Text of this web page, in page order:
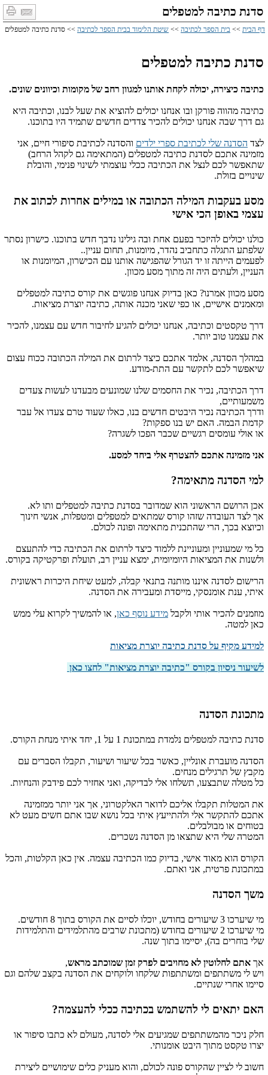
סדנת כתיבה למטפלים
דף הבית >> בית הספר לכתיבה >> שיטת הלימוד בבית הספר לכתיבה >> סדנת כתיבה למטפלים
סדנת כתיבה למטפלים
כתיבה כיצירה, יכולה לקחת אותנו למגוון רחב של מקומות וכיוונים שונים.
כתיבה מהווה פורקן ובו אנחנו יכולים להוציא את שעל לבנו, וכתיבה היא
גם דרך שבה אנחנו יכולים להכיר צדדים חדשים שתמיד היו בתוכנו.
לצד הסדנה שלי לכתיבת ספרי ילדים והסדנה לכתיבת סיפורי חיים, אני
מזמינה אתכם לסדנת כתיבה למטפלים (המתאימה גם לקהל הרחב)
שתאפשר לכם לנצל את הכתיבה ככלי עוצמתי לשינוי פנימי, והובלת
שינויים בזולת.
מסע בעקבות המילה הכתובה או במילים אחרות לכתוב את
עצמי באופן הכי אישי
כולנו יכולים להיזכר בפעם אחת ובה גילינו נדבך חדש בתוכנו. כישרון נסתר
שלפתע התגלה כתחביב נהדר, מיומנות, תחום עניין..
לפעמים הייתה זו יד הגורל שהפגישה אותנו עם הכישרון, המיומנות או
העניין, ולעתים היה זה מתוך מסע מכוון.
מסע מכוון אמרנו? כאן בדיוק אנחנו פוגשים את קורס כתיבה למטפלים
ומאמנים אישיים, או כפי שאני מכנה אותה, כתיבה יוצרת מציאות.
דרך טקסטים וכתיבה, אנחנו יכולים להגיע לחיבור חדש עם עצמנו, להכיר
את עצמנו טוב יותר.
במהלך הסדנה, אלמד אתכם כיצד לרתום את המילה הכתובה ככוח עצום
שיאפשר לכם לתקשר עם התת-מודע.
דרך הכתיבה, נכיר את החסמים שלנו שמונעים מבעדנו לעשות צעדים
משמעותיים,
ודרך הכתיבה נכיר היבטים חדשים בנו, כאלו שעוד טרם צעדו אל עבר
קדמת הבמה. האם יש בנו ספקות?
או אולי עומסים רגשיים שכבר הפכו לשגרה?
אני מזמינה אתכם להצטרף אלי ביחד למסע.
למי הסדנה מתאימה?
אכן הרושם הראשוני הוא שמדובר בסדנת כתיבה למטפלים ותו לא.
אך לצד העובדה שזהו קורס שמתאים למטפלים ומטפלות, אנשי חינוך
וכיוצא בכך, הרי שהתכנית מתאימה ופונה לכולם.
כל מי שמעוניין ומעוניינת ללמוד כיצד לרתום את הכתיבה כדי להתעצם
ולשנות את המציאות היומיומית, ימצא עניין רב, תועלת ופרקטיקה בקורס.
הרישום לסדנה איננו מותנה בתנאי קבלה, למעט שיחת היכרות ראשונית
איתי, ענת אומנסקי, מייסדת ומעבירה את הסדנה.
מוזמנים להכיר אותי ולקבל מידע נוסף כאן, או להמשיך לקרוא עלי ממש
כאן למטה.
למידע מקיף על סדנת כתיבה יוצרת מציאות
לשיעור ניסיון בקורס "כתיבה יוצרת מציאות" לחצו כאן
מתכונת הסדנה
סדנת כתיבה למטפלים נלמדת במתכונת 1 על 1, יחד איתי מנחת הקורס.
הסדנה מועברת אונליין, כאשר בכל שיעור ושיעור, תקבלו הסברים עם
מקבץ של תרגילים מנחים.
כל מטלה שתבצעו, תשלחו אלי לבדיקה, ואני אחזיר לכם פידבק והנחיות.
את המטלות תקבלו אליכם לדואר האלקטרוני, אך אני יותר ממזמינה
אתכם להתקשר אלי ולהתייעץ איתי בכל נושא שבו אתם חשים מעט לא
בטוחים או מבולבלים.
המטרה שלי היא שתצאו מן הסדנה נשכרים.
הקורס הוא מאוד אישי, בדיוק כמו הכתיבה עצמה. אין כאן הקלטות, והכל
במתכונת פרטית, אני ואתם.
משך הסדנה
מי שיערכו 3 שיעורים בחודש, יוכלו לסיים את הקורס בתוך 8 חודשים.
מי שיערכו 2 שיעורים בחודש (מתכונת שרבים מהתלמידים והתלמידות
שלי בוחרים בה), יסיימו בתוך שנה.
אך אתם לחלוטין לא מחויבים לפרק זמן שמוכתב מראש,
ויש לי משתתפים ומשתתפות שלקחו ולוקחים את הסדנה בקצב שלהם וגם
סיימו אחרי שנתיים.
האם יתאים לי להשתמש בכתיבה ככלי להעצמה?
חלק ניכר מהמשתתפים שמגיעים אלי לסדנה, מעולם לא כתבו סיפור או
יצרו טקסט מתוך היבט אומנותי.
חשוב לי לציין שהקורס פונה לכולם, והוא מעניק כלים שימושיים ליצירת